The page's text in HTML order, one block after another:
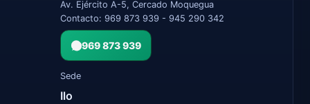
Av. Ejército A-5, Cercado Moquegua
Contacto: 969 873 939 - 945 290 342
969 873 939
Sede
Ilo